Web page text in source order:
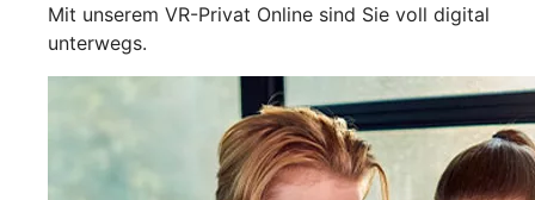
Mit unserem VR-Privat Online sind Sie voll digital
unterwegs.